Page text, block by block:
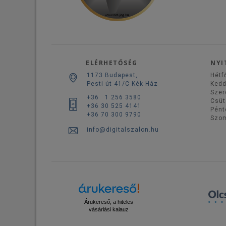
ELÉRHETŐSÉG
1173 Budapest,
Pesti út 41/C Kék Ház
+36 1 256 3580
+36 30 525 4141
+36 70 300 9790
info@digitalszalon.hu
Kedd
Árukereső, a hiteles
vásárlási kalauz